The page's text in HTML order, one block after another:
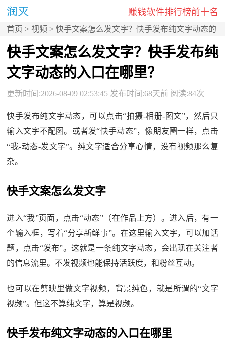
赚钱软件排行榜前十名
首页 > 视频 > 快手文案怎么发文字？快手发布纯文字动态的
快手文案怎么发文字？快手发布纯
文字动态的入口在哪里？
更新时间:2026-08-09 02:53:45 发布时间:68天前 阅读:84次
快手发布纯文字动态，可以点击“拍摄-相册-图文”，然后只
输入文字不配图。或者发“快手动态”，像朋友圈一样，点击
“我-动态-发文字”。纯文字适合分享心情，没有视频那么复
杂。
快手文案怎么发文字
进入“我”页面，点击“动态”（在作品上方）。进入后，有一
个输入框，写着“分享新鲜事”。在这里输入文字，可以加话
题，点击“发布”。这就是一条纯文字动态，会出现在关注者
的信息流里。不发视频也能保持活跃度，和粉丝互动。
也可以在剪映里做文字视频，背景纯色，就是所谓的“文字
视频”。但这不算纯文字，算是视频。
快手发布纯文字动态的入口在哪里